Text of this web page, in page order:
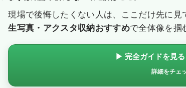
現場で後悔したくない人は、ここだけ先に見
生写真・アクスタ収納おすすめで全体像を掴
▶ 完全ガイドを見る
詳細をチェ